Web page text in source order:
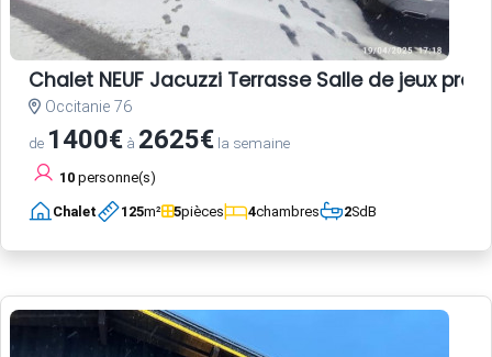
Chalet NEUF Jacuzzi Terrasse Salle de jeux
Occitanie 76
de 1400€ à 2625€ la semaine
10 personne(s)
Chalet 125m² 5pièces 4chambres 2SdB